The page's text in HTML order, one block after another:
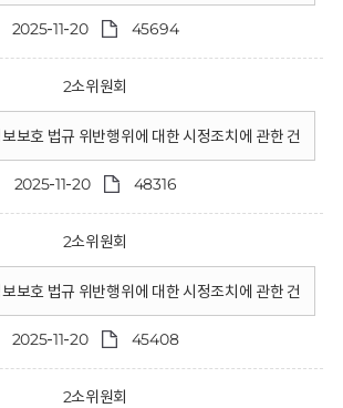
2025-11-20 45694
2소위원회
보호 법규 위반행위에 대한 시정조치에 관한 건
2025-11-20 48316
2소위원회
보호 법규 위반행위에 대한 시정조치에 관한 건
2025-11-20 45408
2소위원회